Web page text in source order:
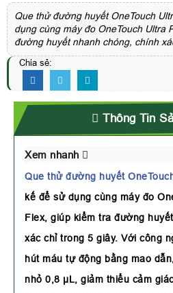
Que thử đường huyết OneTouch
dụng cùng máy đo OneTouch Ultra
đường huyết nhanh chóng, chính
Chia sẻ:
Thông Tin
Xem nhanh
Que thử đường huyết
kế để sử dụng cùng máy đo
Flex, giúp kiểm tra đường
xác chỉ trong 5 giây. Với công
hút máu tự động bằng mao
nhỏ 0,8 µL, giảm thiểu cảm